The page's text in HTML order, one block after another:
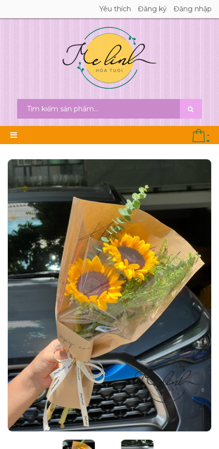
Yêu thích Đăng ký Đăng nhập
-